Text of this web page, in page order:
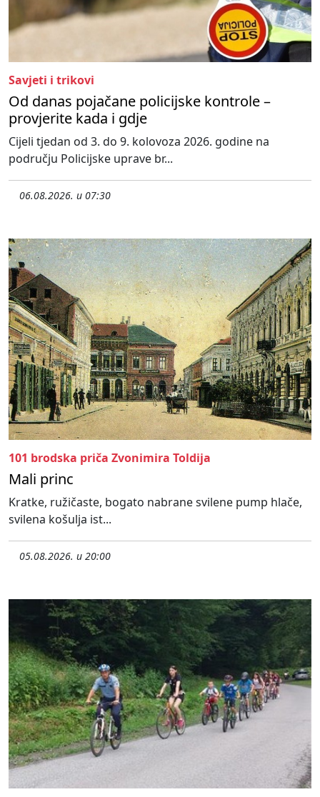
Savjeti i trikovi
Od danas pojačane policijske kontrole –
provjerite kada i gdje
Cijeli tjedan od 3. do 9. kolovoza 2026. godine na
području Policijske uprave br...
06.08.2026. u 07:30
101 brodska priča Zvonimira Toldija
Mali princ
Kratke, ružičaste, bogato nabrane svilene pump hlače,
svilena košulja ist...
05.08.2026. u 20:00